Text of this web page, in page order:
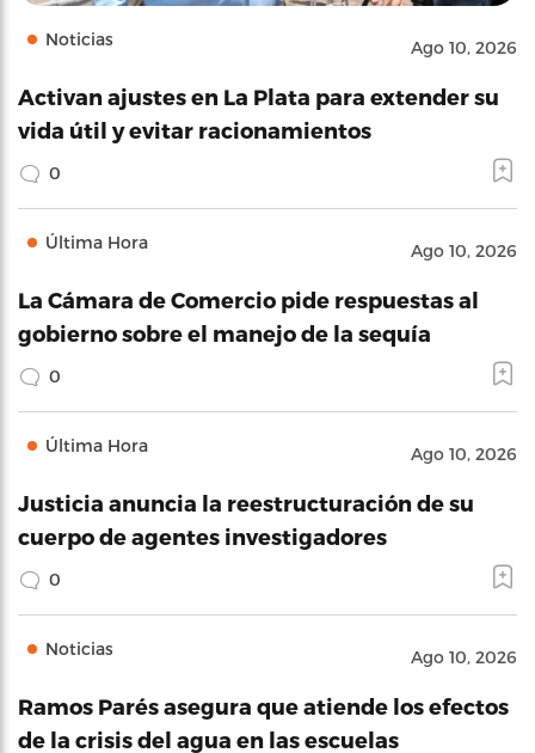
Noticias Ago 10, 2026
Activan ajustes en La Plata para extender su
vida útil y evitar racionamientos
0
Última Hora Ago 10, 2026
La Cámara de Comercio pide respuestas al
gobierno sobre el manejo de la sequía
0
Última Hora Ago 10, 2026
Justicia anuncia la reestructuración de su
cuerpo de agentes investigadores
0
Noticias Ago 10, 2026
Ramos Parés asegura que atiende los efectos
de la crisis del agua en las escuelas